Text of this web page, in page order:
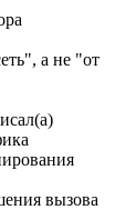
а не "от
вызова